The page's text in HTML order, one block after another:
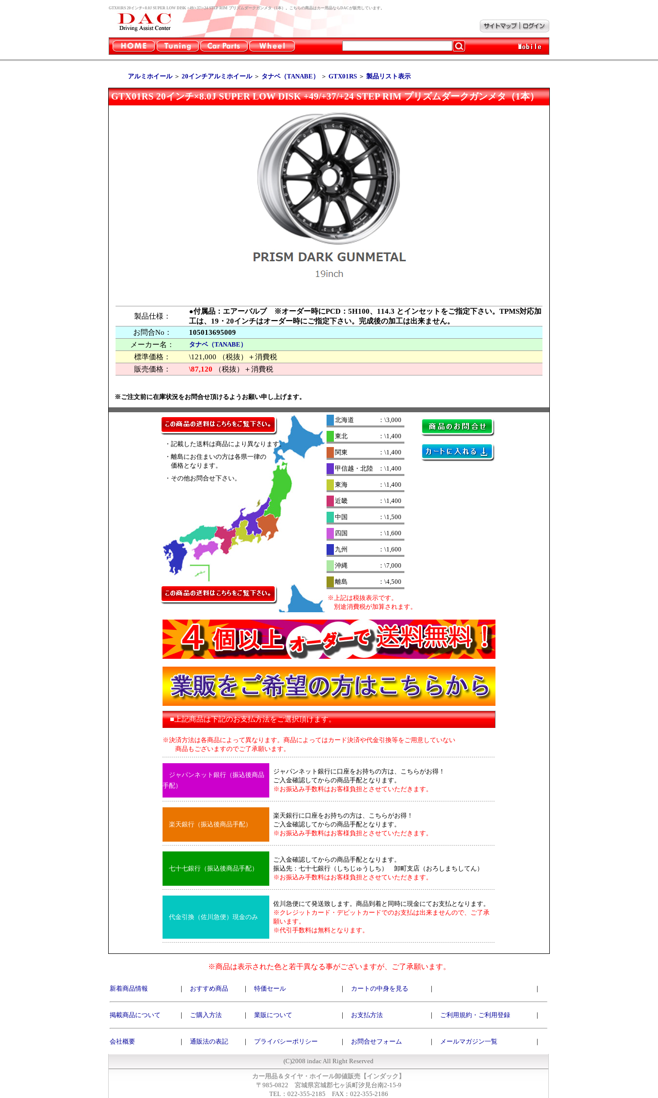
GTX01RS 20インチ×8.0J SUPER LOW DISK +49/+37/+24 STEP RIM プリズムダークガンメタ（1本）。こちらの商品はカー用品ならDACが販売しています。
アルミホイール＞ 20インチアルミホイール＞ タナベ（TANABE） ＞ GTX01RS ＞ 製品リスト表示
GTX01RS 20インチ×8.0J SUPER LOW DISK +49/+37/+24 STEP RIM プリズムダークガンメタ（1本）
製品仕様：
●付属品：エアーバルブ ※オーダー時にPCD：5H100、114.3 とインセットをご指定下さい。TPMS対応加
工は、19・20インチはオーダー時にご指定下さい。完成後の加工は出来ません。
お問合No：
105013695009
メーカー名：
タナベ（TANABE）
標準価格：
\121,000 （税抜）＋消費税
販売価格：
\87,120 （税抜）＋消費税
※ご注文前に在庫状況をお問合せ頂けるようお願い申し上げます。
・記載した送料は商品により異なります。
・離島にお住まいの方は各県一律の
価格となります。
・その他お問合せ下さい。
北海道 ：\3,000
東北 ：\1,400
関東 ：\1,400
甲信越・北陸 ：\1,400
東海 ：\1,400
近畿 ：\1,400
中国 ：\1,500
四国 ：\1,600
九州 ：\1,600
沖縄 ：\7,000
離島 ：\4,500
※上記は税抜表示です。
別途消費税が加算されます。
■上記商品は下記のお支払方法をご選択頂けます。
※決済方法は各商品によって異なります。商品によってはカード決済や代金引換等をご用意していない
商品もございますのでご了承願います。
ジャパンネット銀行（振込後商品
手配）
ジャパンネット銀行に口座をお持ちの方は、こちらがお得！
ご入金確認してからの商品手配となります。
※お振込み手数料はお客様負担とさせていただきます。
楽天銀行（振込後商品手配）
楽天銀行に口座をお持ちの方は、こちらがお得！
ご入金確認してからの商品手配となります。
※お振込み手数料はお客様負担とさせていただきます。
七十七銀行（振込後商品手配）
ご入金確認してからの商品手配となります。
振込先：七十七銀行（しちじゅうしち） 卸町支店（おろしまちしてん）
※お振込み手数料はお客様負担とさせていただきます。
代金引換（佐川急便）現金のみ
佐川急便にて発送致します。商品到着と同時に現金にてお支払となります。
※クレジットカード・デビットカードでのお支払は出来ませんので、ご了承
願います。
※代引手数料は無料となります。
※商品は表示された色と若干異なる事がございますが、ご了承願います。
新着商品情報 ｜ おすすめ商品 ｜ 特価セール ｜ カートの中身を見る ｜ ｜
掲載商品について ｜ ご購入方法 ｜ 業販について ｜ お支払方法 ｜ ご利用規約・ご利用登録 ｜
会社概要 ｜ 通販法の表記 ｜ プライバシーポリシー ｜ お問合せフォーム ｜ メールマガジン一覧 ｜
(C)2008 indac All Right Reserved
カー用品＆タイヤ・ホイール卸値販売【インダック】
〒985-0822 宮城県宮城郡七ヶ浜町汐見台南2-15-9
TEL：022-355-2185 FAX：022-355-2186